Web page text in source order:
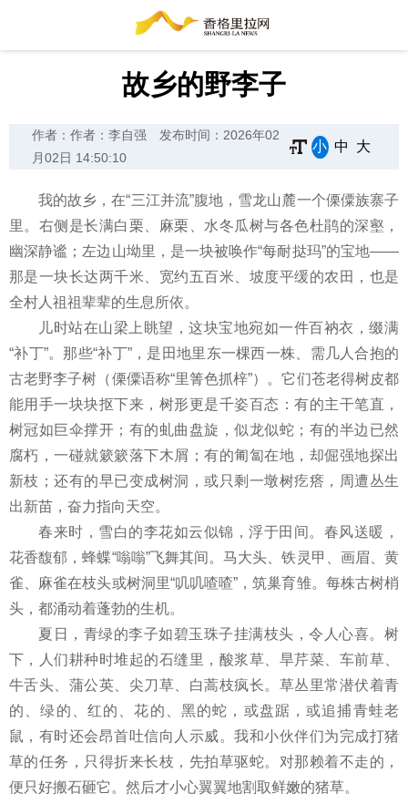
故乡的野李子
作者：作者：李自强
发布时间：2026年02
月02日 14:50:10
小 中 大
我的故乡，在“三江并流”腹地，雪龙山麓一个傈僳族寨子
里。右侧是长满白栗、麻栗、水冬瓜树与各色杜鹃的深壑，
幽深静谧；左边山坳里，是一块被唤作“每耐挞玛”的宝地——
那是一块长达两千米、宽约五百米、坡度平缓的农田，也是
全村人祖祖辈辈的生息所依。
儿时站在山梁上眺望，这块宝地宛如一件百衲衣，缀满
“补丁”。那些“补丁”，是田地里东一棵西一株、需几人合抱的
古老野李子树（傈僳语称“里箐色抓梓”）。它们苍老得树皮都
能用手一块块抠下来，树形更是千姿百态：有的主干笔直，
树冠如巨伞撑开；有的虬曲盘旋，似龙似蛇；有的半边已然
腐朽，一碰就簌簌落下木屑；有的匍匐在地，却倔强地探出
新枝；还有的早已变成树洞，或只剩一墩树疙瘩，周遭丛生
出新苗，奋力指向天空。
春来时，雪白的李花如云似锦，浮于田间。春风送暖，
花香馥郁，蜂蝶“嗡嗡”飞舞其间。马大头、铁灵甲、画眉、黄
雀、麻雀在枝头或树洞里“叽叽喳喳”，筑巢育雏。每株古树梢
头，都涌动着蓬勃的生机。
夏日，青绿的李子如碧玉珠子挂满枝头，令人心喜。树
下，人们耕种时堆起的石缝里，酸浆草、旱芹菜、车前草、
牛舌头、蒲公英、尖刀草、白蒿枝疯长。草丛里常潜伏着青
的、绿的、红的、花的、黑的蛇，或盘踞，或追捕青蛙老
鼠，有时还会昂首吐信向人示威。我和小伙伴们为完成打猪
草的任务，只得折来长枝，先拍草驱蛇。对那赖着不走的，
便只好搬石砸它。然后才小心翼翼地割取鲜嫩的猪草。